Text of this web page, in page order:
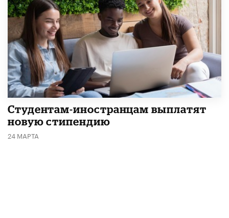
Студентам-иностранцам выплатят
новую стипендию
24 МАРТА